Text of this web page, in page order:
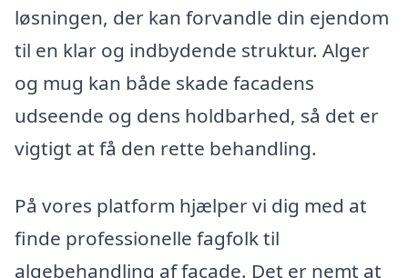
løsningen, der kan forvandle din ejendom
til en klar og indbydende struktur. Alger
og mug kan både skade facadens
udseende og dens holdbarhed, så det er
vigtigt at få den rette behandling.
På vores platform hjælper vi dig med at
finde professionelle fagfolk til
algebehandling af facade. Det er nemt at